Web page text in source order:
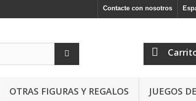
Contacte con nosotros
OTRAS FIGURAS Y REGALOS JUEGOS